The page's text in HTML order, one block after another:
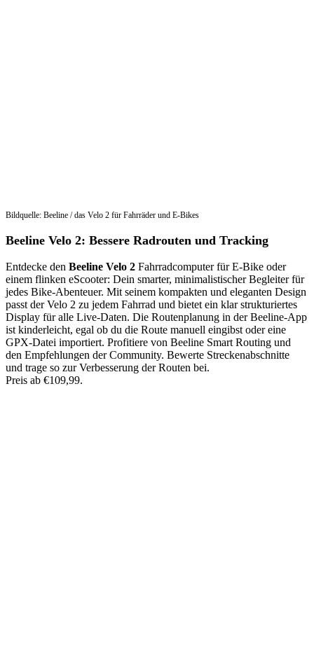
Bildquelle: Beeline / das Velo 2 für Fahrräder und E-Bikes
Beeline Velo 2: Bessere Radrouten und Tracking
Entdecke den Beeline Velo 2 Fahrradcomputer für E-Bike oder
einem flinken eScooter: Dein smarter, minimalistischer Begleiter für
jedes Bike-Abenteuer. Mit seinem kompakten und eleganten Design
passt der Velo 2 zu jedem Fahrrad und bietet ein klar strukturiertes
Display für alle Live-Daten. Die Routenplanung in der Beeline-App
ist kinderleicht, egal ob du die Route manuell eingibst oder eine
GPX-Datei importiert. Profitiere von Beeline Smart Routing und
den Empfehlungen der Community. Bewerte Streckenabschnitte
und trage so zur Verbesserung der Routen bei.
Preis ab €109,99.